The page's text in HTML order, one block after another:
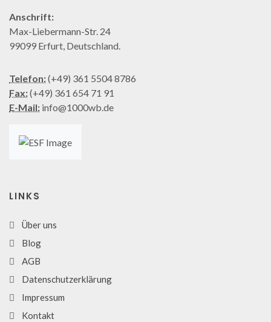
Anschrift:
Max-Liebermann-Str. 24
99099 Erfurt, Deutschland.
Telefon:(+49) 361 5504 8786
Fax:(+49) 361 654 71 91
E-Mail: info@1000wb.de
LINKS
Über uns
Blog
AGB
Datenschutzerklärung
Impressum
Kontakt